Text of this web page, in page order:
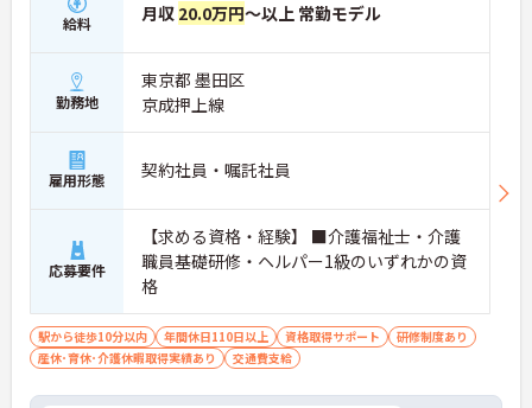
給料 月収 20.0万円～以上 常勤モデル
勤務地
東京都 墨田区
京成押上線
雇用形態 契約社員・嘱託社員
応募要件
【求める資格・経験】 ■介護福祉士・介護
職員基礎研修・ヘルパー1級のいずれかの資
格
駅から徒歩10分以内 年間休日110日以上 資格取得サポート
研修制度あり
産休･育休･介護休暇取得実績あり
交通費支給